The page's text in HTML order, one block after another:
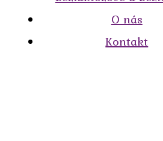
O nás
Kontakt